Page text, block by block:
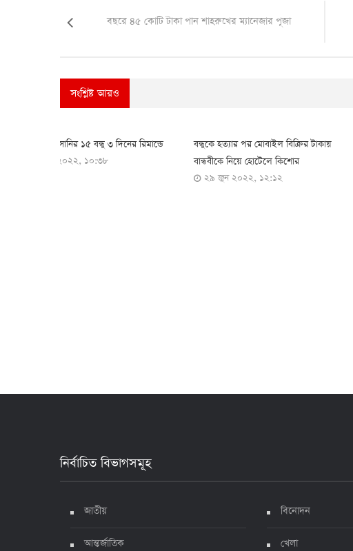
বছরে ৪৫ কোটি টাকা পান শাহরুখের ম্যানেজার পূজা
সংশ্লিষ্ট আরও
আইন-অপরাধ
বন্ধুকে হত্যার পর মোবাইল বিক্রির টাকায়
বান্ধবীকে নিয়ে হোটেলে কিশোর
মির্জাপুরে ট্রাক চাপায় প্রাণ গেল ২
২৩ মে ২০২২, ১৫:৪৮
নির্বাচিত বিভাগসমূহ
জাতীয়
আন্তর্জাতিক
বিনোদন
খেলা